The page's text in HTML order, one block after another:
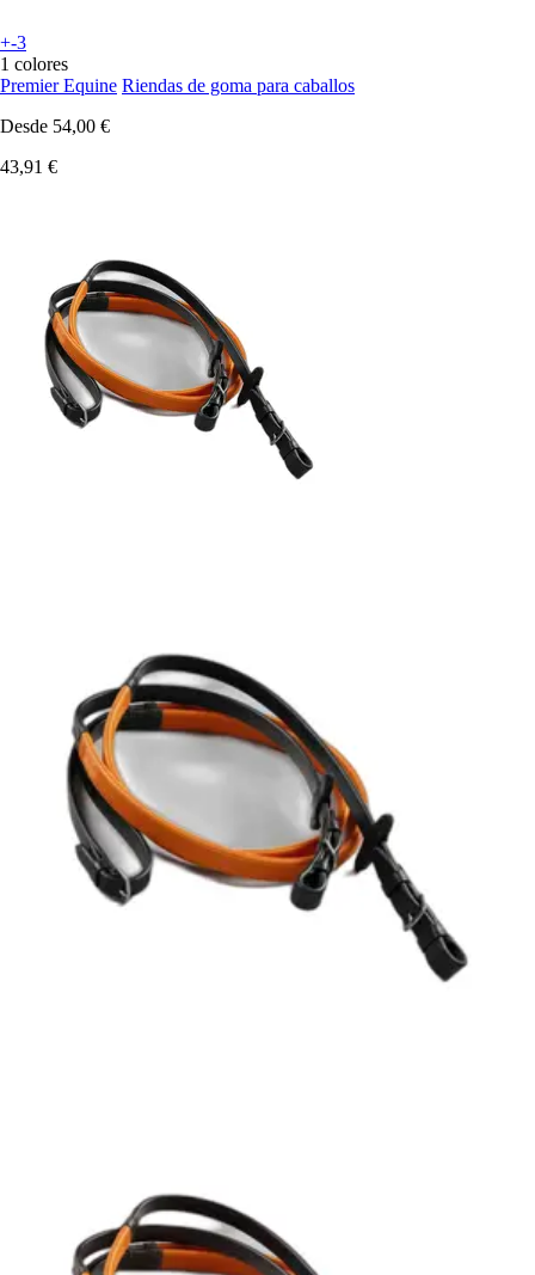
+-3
1 colores
Premier Equine Riendas de goma para caballos
Desde 54,00 €
43,91 €